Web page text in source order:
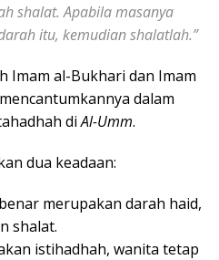
shalat. Apabila masanya
itu, kemudian shalatlah.”
Imam al-Bukhari dan Imam
dalam
diAl-Umm.
dua keadaan:
merupakan darah haid,
shalat.
istihadhah, wanita tetap